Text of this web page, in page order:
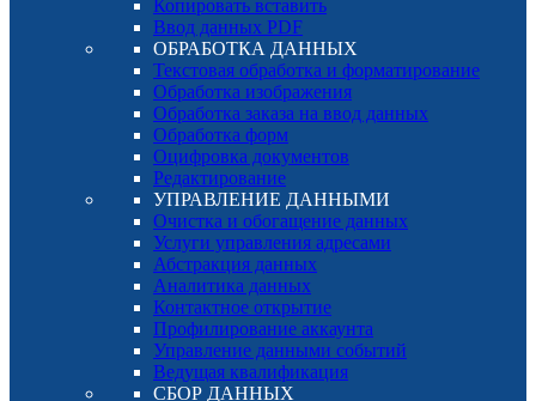
Копировать вставить
Ввод данных PDF
ОБРАБОТКА ДАННЫХ
Текстовая обработка и форматирование
Обработка изображения
Обработка заказа на ввод данных
Обработка форм
Оцифровка документов
Редактирование
УПРАВЛЕНИЕ ДАННЫМИ
Очистка и обогащение данных
Услуги управления адресами
Абстракция данных
Аналитика данных
Контактное открытие
Профилирование аккаунта
Управление данными событий
Ведущая квалификация
СБОР ДАННЫХ